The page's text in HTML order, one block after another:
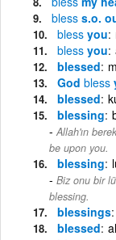
bless s.o.
bless you
bless you
blessed
God bless
blessed
blessing
Allah'ın
be upon you.
blessing
Biz onu bir
blessing.
blessings
blessed